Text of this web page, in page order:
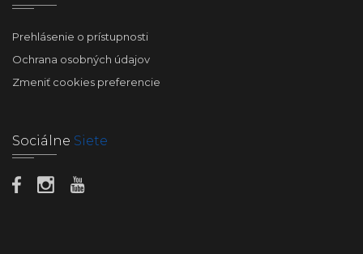
Prehlásenie o prístupnosti
Ochrana osobných údajov
Zmeniť cookies preferencie
Sociálne Siete